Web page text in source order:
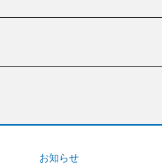
お知らせ